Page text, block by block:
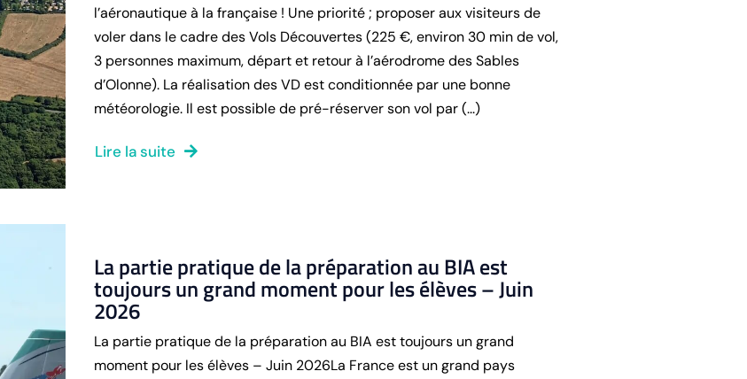
l’aéronautique à la française ! Une priorité ; proposer aux visiteurs de
voler dans le cadre des Vols Découvertes (225 €, environ 30 min de vol,
3 personnes maximum, départ et retour à l’aérodrome des Sables
d’Olonne). La réalisation des VD est conditionnée par une bonne
météorologie. Il est possible de pré-réserver son vol par (...)
Lire la suite
La partie pratique de la préparation au BIA est
toujours un grand moment pour les élèves – Juin
2026
La partie pratique de la préparation au BIA est toujours un grand
moment pour les élèves – Juin 2026La France est un grand pays